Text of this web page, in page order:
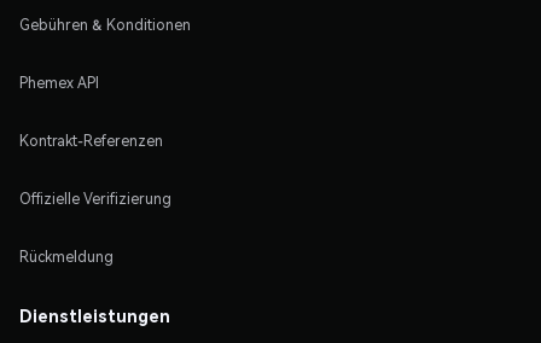
Gebühren & Konditionen
Phemex API
Kontrakt-Referenzen
Offizielle Verifizierung
Rückmeldung
Dienstleistungen